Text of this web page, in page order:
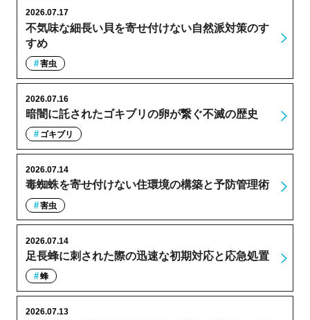
不気味な細長い貝を寄せ付けない自然派対策のす
すめ
2026.07.17
害虫
暗闇に託されたゴキブリの卵が繋ぐ不滅の歴史
2026.07.16
ゴキブリ
毒蜘蛛を寄せ付けない住環境の構築と予防管理術
2026.07.14
害虫
足長蜂に刺された際の迅速な初期対応と応急処置
2026.07.14
蜂
2026.07.13